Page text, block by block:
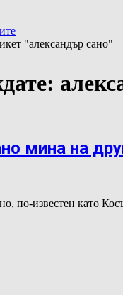
"александър сано"
мина на
по-известен като